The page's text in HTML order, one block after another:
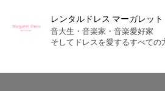
レンタルドレス マーガレット
音大生・音楽家・音楽愛好家